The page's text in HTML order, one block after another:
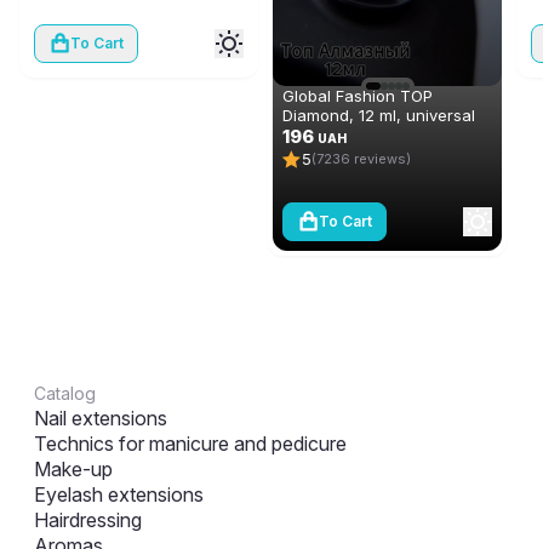
To Cart
Global Fashion TOP
Diamond, 12 ml, universal
non-stick topcoat
(top/finish)
196 UAH
5(7236 reviews)
To Cart
Catalog
Nail extensions
Technics for manicure and pedicure
Make-up
Eyelash extensions
Hairdressing